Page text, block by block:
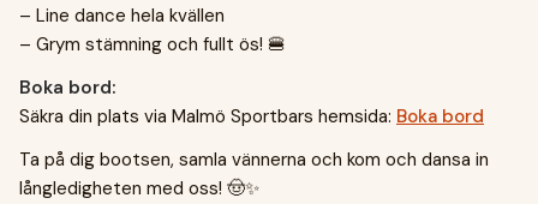
– Line dance hela kvällen
– Grym stämning och fullt ös! 🍔
Boka bord:
Säkra din plats via Malmö Sportbars hemsida: Boka bord
Ta på dig bootsen, samla vännerna och kom och dansa in
långledigheten med oss! 🤠✨